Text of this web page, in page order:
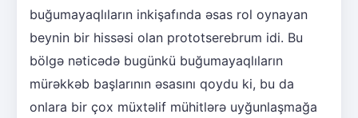
buğumayaqlıların inkişafında əsas rol oynayan
beynin bir hissəsi olan prototserebrum idi. Bu
bölgə nəticədə bugünkü buğumayaqlıların
mürəkkəb başlarının əsasını qoydu ki, bu da
onlara bir çox müxtəlif mühitlərə uyğunlaşmağa